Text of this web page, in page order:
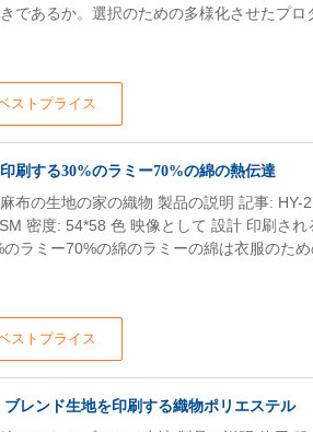
ストプライス
であるか。選択のための多様化させたプロ
刷する30%のラミー70%の綿の熱伝達
ストプライス
布の生地の家の織物 製品の説明 記事: HY-
密度: 54*58 色 映像として 設計 印刷され
ラミー70%の綿のラミーの綿は衣服のた
レンド生地を印刷する織物ポリエステル